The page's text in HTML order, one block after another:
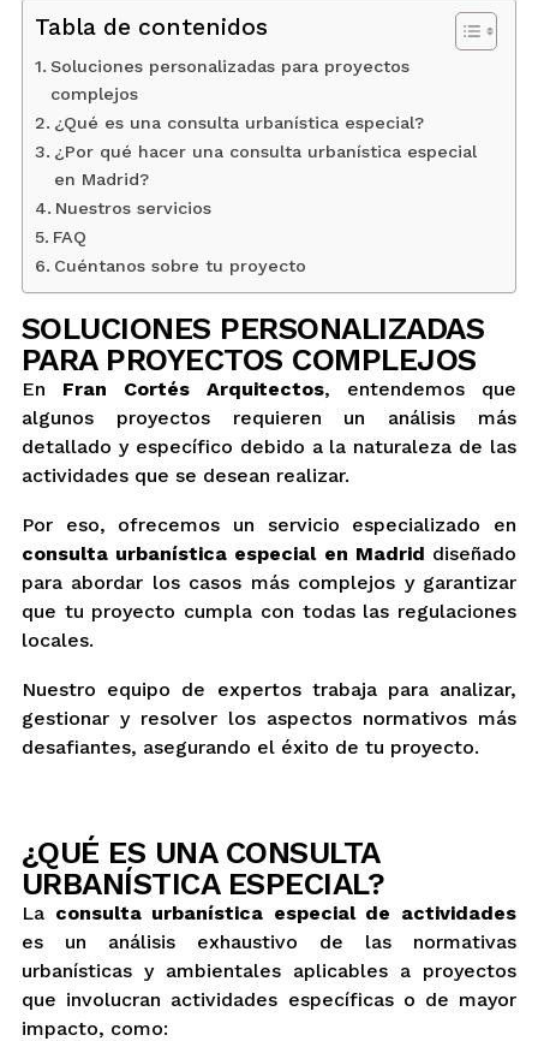
INTERIORISMO
TIENDA
Tabla de contenidos
Soluciones personalizadas para proyectos
complejos
¿Qué es una consulta urbanística especial?
¿Por qué hacer una consulta urbanística especial
en Madrid?
Nuestros servicios
FAQ
Cuéntanos sobre tu proyecto
SOLUCIONES PERSONALIZADAS
PARA PROYECTOS COMPLEJOS
En Fran Cortés Arquitectos, entendemos que
algunos proyectos requieren un análisis más
detallado y específico debido a la naturaleza de las
actividades que se desean realizar.
Por eso, ofrecemos un servicio especializado en
consulta urbanística especial en Madrid diseñado
para abordar los casos más complejos y garantizar
que tu proyecto cumpla con todas las regulaciones
locales.
Nuestro equipo de expertos trabaja para analizar,
gestionar y resolver los aspectos normativos más
desafiantes, asegurando el éxito de tu proyecto.
¿QUÉ ES UNA CONSULTA
URBANÍSTICA ESPECIAL?
La consulta urbanística especial de actividades
es un análisis exhaustivo de las normativas
urbanísticas y ambientales aplicables a proyectos
que involucran actividades específicas o de mayor
impacto, como: